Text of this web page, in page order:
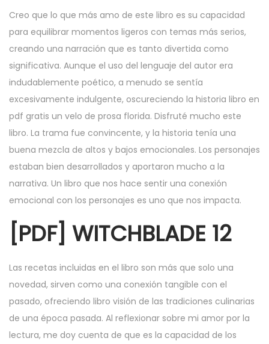
Creo que lo que más amo de este libro es su capacidad
para equilibrar momentos ligeros con temas más serios,
creando una narración que es tanto divertida como
significativa. Aunque el uso del lenguaje del autor era
indudablemente poético, a menudo se sentía
excesivamente indulgente, oscureciendo la historia libro en
pdf gratis un velo de prosa florida. Disfruté mucho este
libro. La trama fue convincente, y la historia tenía una
buena mezcla de altos y bajos emocionales. Los personajes
estaban bien desarrollados y aportaron mucho a la
narrativa. Un libro que nos hace sentir una conexión
emocional con los personajes es uno que nos impacta.
[PDF] WITCHBLADE 12
Las recetas incluidas en el libro son más que solo una
novedad, sirven como una conexión tangible con el
pasado, ofreciendo libro visión de las tradiciones culinarias
de una época pasada. Al reflexionar sobre mi amor por la
lectura, me doy cuenta de que es la capacidad de los